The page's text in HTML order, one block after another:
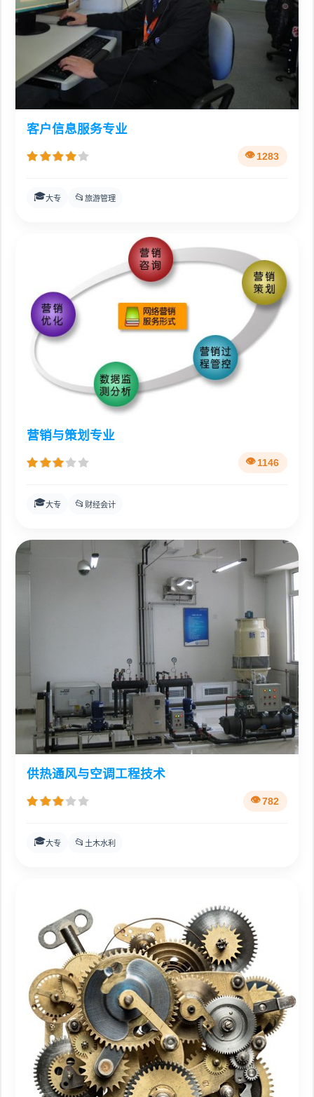
客户信息服务专业
1283
🎓大专 📂 旅游管理
营销与策划专业
1146
🎓大专 📂 财经会计
供热通风与空调工程技术
782
🎓大专 📂 土木水利